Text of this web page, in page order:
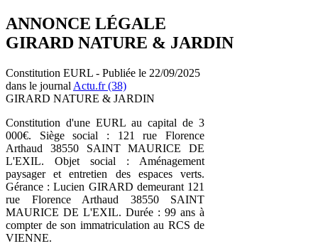
ANNONCE LÉGALE
GIRARD NATURE & JARDIN
Constitution EURL - Publiée le 22/09/2025
dans le journal Actu.fr (38)
GIRARD NATURE & JARDIN
Constitution d'une EURL au capital de 3
000€. Siège social : 121 rue Florence
Arthaud 38550 SAINT MAURICE DE
L'EXIL. Objet social : Aménagement
paysager et entretien des espaces verts.
Gérance : Lucien GIRARD demeurant 121
rue Florence Arthaud 38550 SAINT
MAURICE DE L'EXIL. Durée : 99 ans à
compter de son immatriculation au RCS de
VIENNE.